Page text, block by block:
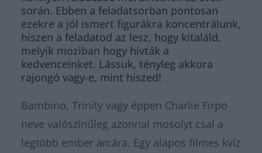
során. Ebben a feladatsorban pontosan
ezekre a jól ismert figurákra koncentrálunk,
hiszen a feladatod az lesz, hogy kitaláld,
melyik moziban hogy hívták a
kedvenceinket. Lássuk, tényleg akkora
rajongó vagy-e, mint hiszed!
Bambino, Trinity vagy éppen Charlie Firpo
neve valószínűleg azonnal mosolyt csal a
legtöbb ember arcára. Egy alapos filmes kvíz